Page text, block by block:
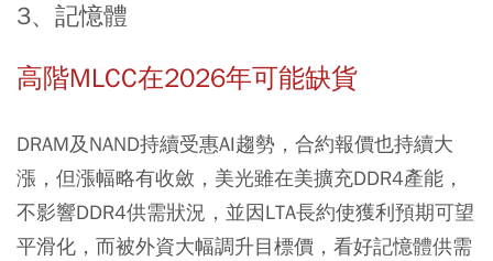
3、記憶體
高階MLCC在2026年可能缺貨
DRAM及NAND持續受惠AI趨勢，合約報價也持續大
漲，但漲幅略有收斂，美光雖在美擴充DDR4產能，
不影響DDR4供需狀況，並因LTA長約使獲利預期可望
平滑化，而被外資大幅調升目標價，看好記憶體供需